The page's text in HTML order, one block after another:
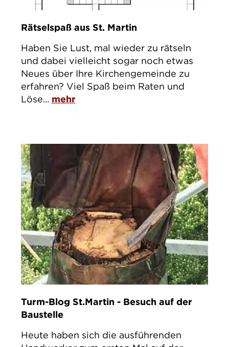
Rätselspaß aus St. Martin
Haben Sie Lust, mal wieder zu rätseln
und dabei vielleicht sogar noch etwas
Neues über Ihre Kirchengemeinde zu
erfahren? Viel Spaß beim Raten und
Löse... mehr
Turm-Blog St.Martin - Besuch auf der
Baustelle
Heute haben sich die ausführenden